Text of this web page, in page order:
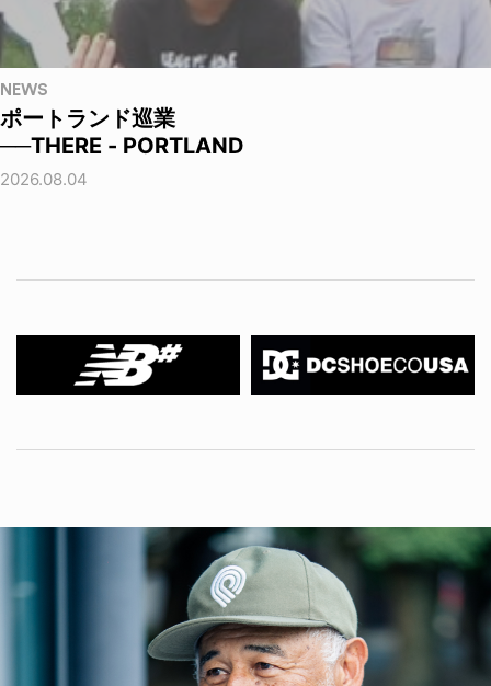
NEWS
ポートランド巡業
──THERE - PORTLAND
2026.08.04